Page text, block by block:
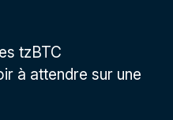
tzBTC
à attendre sur une